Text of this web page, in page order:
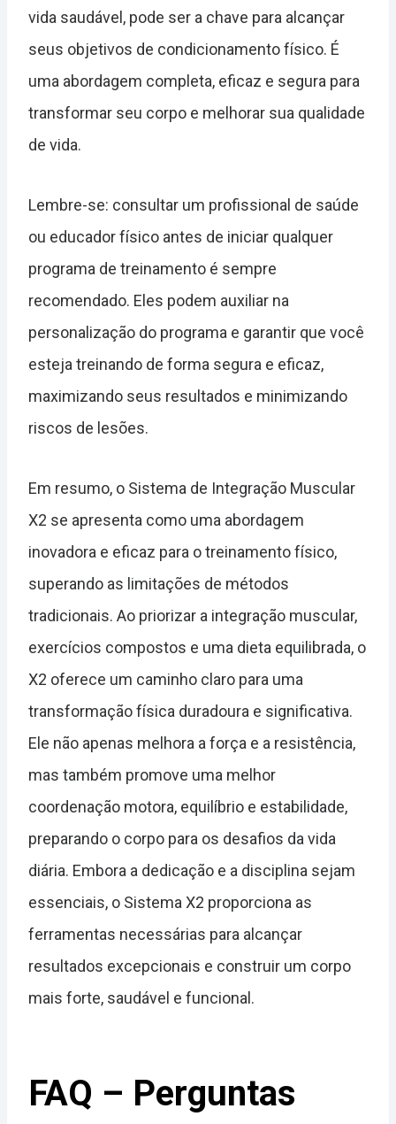
vida saudável, pode ser a chave para alcançar
seus objetivos de condicionamento físico. É
uma abordagem completa, eficaz e segura para
transformar seu corpo e melhorar sua qualidade
de vida.
Lembre-se: consultar um profissional de saúde
ou educador físico antes de iniciar qualquer
programa de treinamento é sempre
recomendado. Eles podem auxiliar na
personalização do programa e garantir que você
esteja treinando de forma segura e eficaz,
maximizando seus resultados e minimizando
riscos de lesões.
Em resumo, o Sistema de Integração Muscular
X2 se apresenta como uma abordagem
inovadora e eficaz para o treinamento físico,
superando as limitações de métodos
tradicionais. Ao priorizar a integração muscular,
exercícios compostos e uma dieta equilibrada, o
X2 oferece um caminho claro para uma
transformação física duradoura e significativa.
Ele não apenas melhora a força e a resistência,
mas também promove uma melhor
coordenação motora, equilíbrio e estabilidade,
preparando o corpo para os desafios da vida
diária. Embora a dedicação e a disciplina sejam
essenciais, o Sistema X2 proporciona as
ferramentas necessárias para alcançar
resultados excepcionais e construir um corpo
mais forte, saudável e funcional.
FAQ – Perguntas